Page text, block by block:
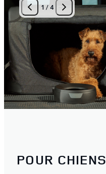
POUR CHIENS
1 /4